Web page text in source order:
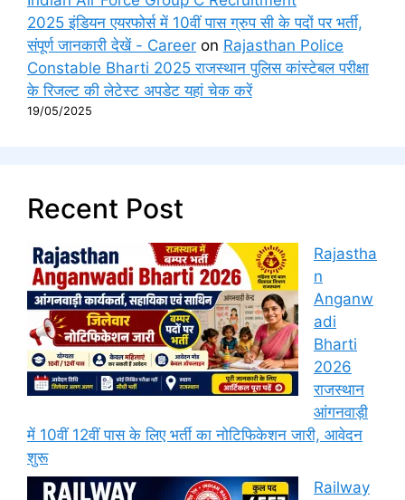
2025 इंडियन एयरफोर्स में 10वीं पास ग्रुप सी के पदों पर भर्ती,
संपूर्ण जानकारी देखें - Career on Rajasthan Police
Constable Bharti 2025 राजस्थान पुलिस कांस्टेबल परीक्षा
के रिजल्ट की लेटेस्ट अपडेट यहां चेक करें
19/05/2025
Recent Post
Rajastha
n
Anganw
adi
Bharti
2026
राजस्थान
आंगनवाड़ी
में 10वीं 12वीं पास के लिए भर्ती का नोटिफिकेशन जारी, आवेदन
शुरू
Railway